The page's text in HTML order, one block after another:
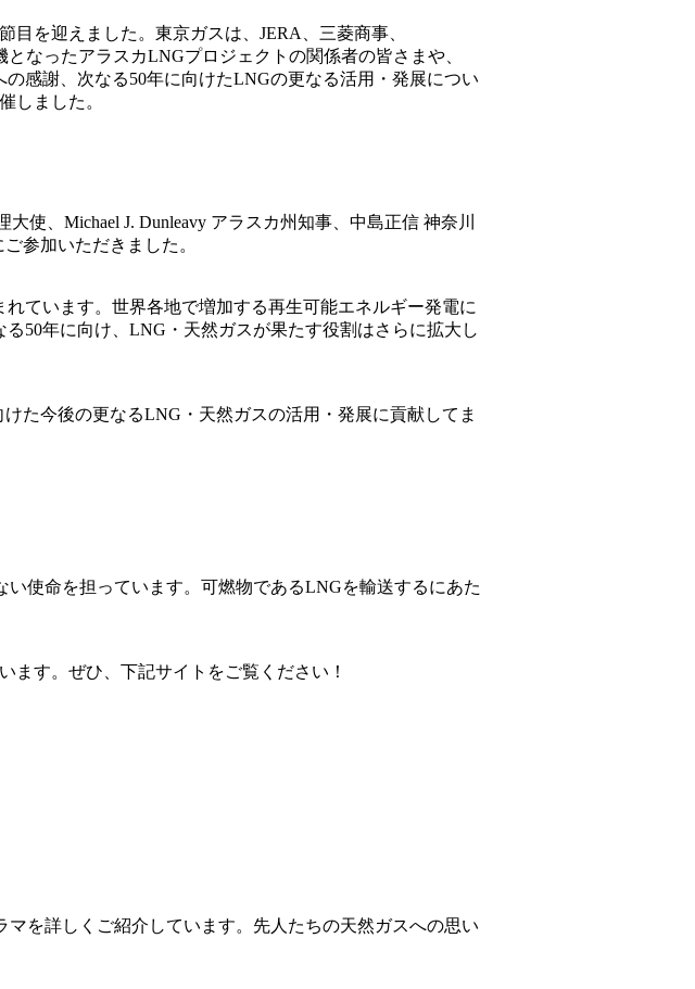
目を迎えました。東京ガスは、JERA、三菱商事、
なったアラスカLNGプロジェクトの関係者の皆さまや、
感謝、次なる50年に向けたLNGの更なる活用・発展につい
しました。
使、Michael J. Dunleavy アラスカ州知事、中島正信 神奈川
参加いただきました。
ています。世界各地で増加する再生可能エネルギー発電に
50年に向け、LNG・天然ガスが果たす役割はさらに拡大し
た今後の更なるLNG・天然ガスの活用・発展に貢献してま
使命を担っています。可燃物であるLNGを輸送するにあた
ます。ぜひ、下記サイトをご覧ください！
を詳しくご紹介しています。先人たちの天然ガスへの思い